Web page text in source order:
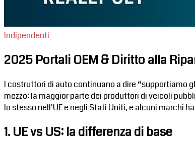
Indipendenti
2025 Portali OEM & Diritto alla
I costruttori di auto continuano a dire “supportiamo
mezzo: la maggior parte dei produttori di veicoli
lo stesso nell'UE e negli Stati Uniti, e alcuni marchi
1. UE vs US: la differenza di base